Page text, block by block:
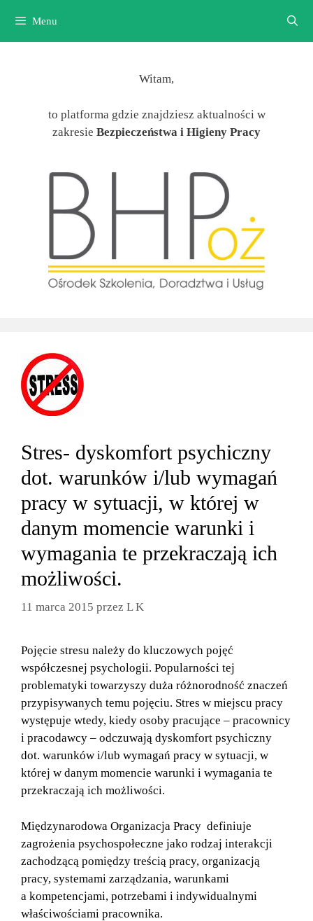
treści
Menu
Witam,
to platforma gdzie znajdziesz aktualności w
zakresie Bezpieczeństwa i Higieny Pracy
Stres- dyskomfort psychiczny
dot. warunków i/lub wymagań
pracy w sytuacji, w której w
danym momencie warunki i
wymagania te przekraczają ich
możliwości.
11 marca 2015 przez L K
Pojęcie stresu należy do kluczowych pojęć
współczesnej psychologii. Popularności tej
problematyki towarzyszy duża różnorodność znaczeń
przypisywanych temu pojęciu. Stres w miejscu pracy
występuje wtedy, kiedy osoby pracujące – pracownicy
i pracodawcy – odczuwają dyskomfort psychiczny
dot. warunków i/lub wymagań pracy w sytuacji, w
której w danym momencie warunki i wymagania te
przekraczają ich możliwości.
Międzynarodowa Organizacja Pracy definiuje
zagrożenia psychospołeczne jako rodzaj interakcji
zachodzącą pomiędzy treścią pracy, organizacją
pracy, systemami zarządzania, warunkami
a kompetencjami, potrzebami i indywidualnymi
właściwościami pracownika.